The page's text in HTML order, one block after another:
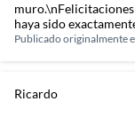
haya sido
Publicado originalmente
Ricardo